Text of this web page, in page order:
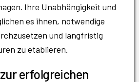
Ihre Unabhängigkeit und
es ihnen, notwendige
und langfristig
zu etablieren.
erfolgreichen